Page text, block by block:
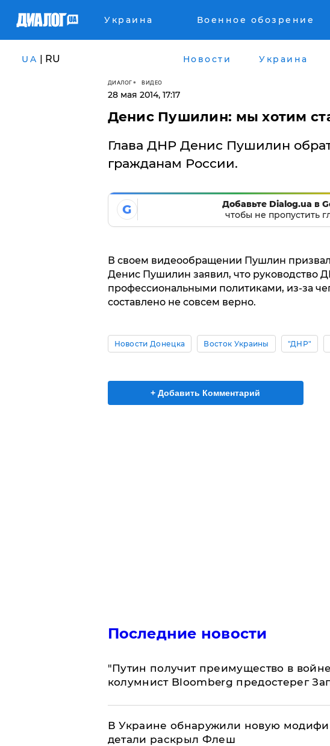
Украина Военное обозрение
UA | RU Новости Украина
ДИАЛОГ ВИДЕО
28 мая 2014, 17:17
Денис Пушилин: мы хотим
Глава ДНР Денис Пушилин
гражданам России.
G
Добавьте Dialog.ua в
чтобы не пропустить
В своем видеообращении Пушлин
Денис Пушилин заявил, что руководство
профессиональными политиками, из-за
составлено не совсем верно.
Новости Донецка Восток Украины "ДНР"
+ Добавить Комментарий
Последние новости
"Путин получит преимущество в
колумнист Bloomberg предостерег
В Украине обнаружили новую
детали раскрыл Флеш